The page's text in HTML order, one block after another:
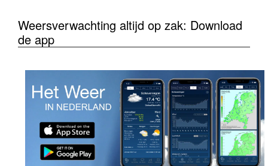
Weersverwachting altijd op zak: Download
de app